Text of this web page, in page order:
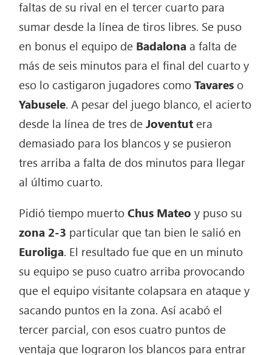
faltas de su rival en el tercer cuarto para
sumar desde la línea de tiros libres. Se puso
en bonus el equipo de Badalonaa falta de
más de seis minutos para el final del cuarto y
eso lo castigaron jugadores comoTavares o
Yabusele. A pesar del juego blanco, el acierto
desde la línea de tres deJoventut era
demasiado para los blancos y se pusieron
tres arriba a falta de dos minutos para llegar
al último cuarto.
Pidió tiempo muertoChus Mateo y puso su
zona 2-3 particular que tan bien le salió en
Euroliga. El resultado fue que en un minuto
su equipo se puso cuatro arriba provocando
que el equipo visitante colapsara en ataque y
sacando puntos en la zona. Así acabó el
tercer parcial, con esos cuatro puntos de
ventaja que lograron los blancos para entrar